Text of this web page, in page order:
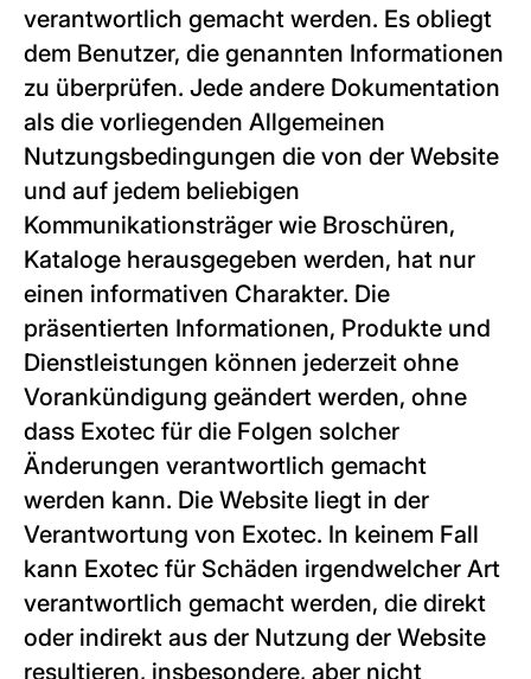
verantwortlich gemacht werden. Es obliegt
dem Benutzer, die genannten Informationen
zu überprüfen. Jede andere Dokumentation
als die vorliegenden Allgemeinen
Nutzungsbedingungen die von der Website
und auf jedem beliebigen
Kommunikationsträger wie Broschüren,
Kataloge herausgegeben werden, hat nur
einen informativen Charakter. Die
präsentierten Informationen, Produkte und
Dienstleistungen können jederzeit ohne
Vorankündigung geändert werden, ohne
dass Exotec für die Folgen solcher
Änderungen verantwortlich gemacht
werden kann. Die Website liegt in der
Verantwortung von Exotec. In keinem Fall
kann Exotec für Schäden irgendwelcher Art
verantwortlich gemacht werden, die direkt
oder indirekt aus der Nutzung der Website
resultieren, insbesondere, aber nicht